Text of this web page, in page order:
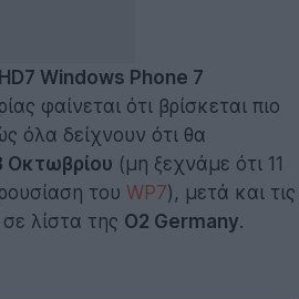
Windows Phone 7
φαίνεται ότι βρίσκεται πιο
όλα δείχνουν ότι θα
Οκτωβρίου (μη ξεχνάμε ότι 11
του WP7), μετά και τις
λίστα της O2 Germany.